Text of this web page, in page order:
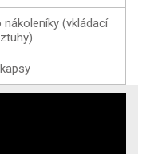
nákoleníky (vkládací